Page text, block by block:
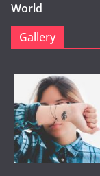
World
Gallery